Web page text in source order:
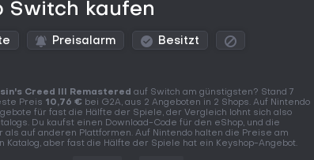
Switch kaufen
Preisalarm Besitzt
Creed III Remastered auf Switch am günstigsten? Stand 7
Preis 10,76 € bei G2A, aus 2 Angeboten in 2 Shops. Auf Nintendo
für fast die Hälfte der Spiele, der Vergleich lohnt sich also
Du kaufst einen Download-Code für den eShop, und die
als auf anderen Plattformen. Auf Nintendo halten die Preise am
Katalog, aber fast die Hälfte der Spiele hat ein Keyshop-Angebot.